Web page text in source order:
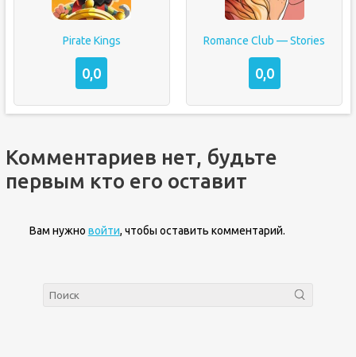
Pirate Kings
0,0
Romance Club — Stories
0,0
Комментариев нет, будьте
первым кто его оставит
Вам нужно войти, чтобы оставить комментарий.